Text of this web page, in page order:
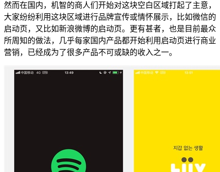
然而在国内，机智的商人们开始对这块空白区域打起了主意，
大家纷纷利用这块区域进行品牌宣传或情怀展示，比如微信的
启动页，又比如新浪微博的启动页。更有甚者，也是目前最众
所周知的做法，几乎每家国内产品都开始利用启动页进行商业
营销，已经成为了很多产品不可或缺的收入之一。